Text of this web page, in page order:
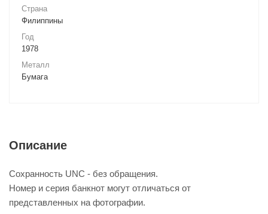
Страна
Филиппины
Год
1978
Металл
Бумага
Описание
Сохранность UNC - без обращения.
Номер и серия банкнот могут отличаться от
представленных на фотографии.